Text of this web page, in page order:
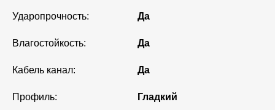
Ударопрочность: Да
Влагостойкость: Да
Кабель канал: Да
Профиль: Гладкий